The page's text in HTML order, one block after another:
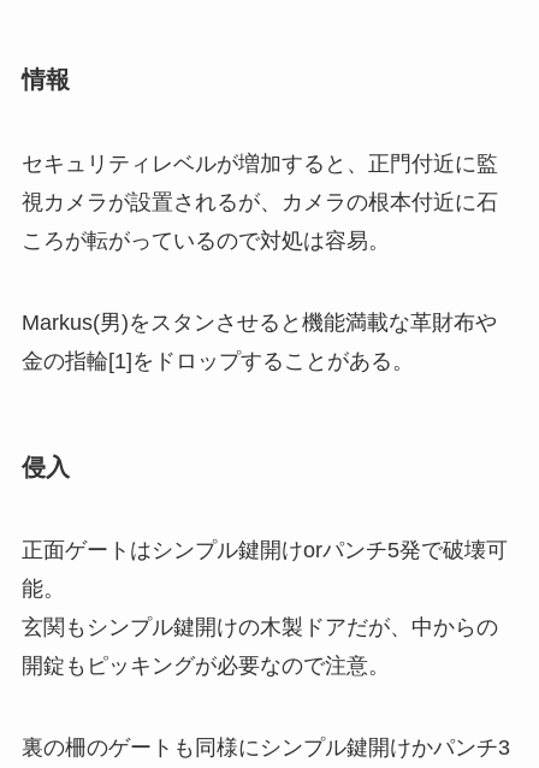
情報
セキュリティレベルが増加すると、正門付近に監
視カメラが設置されるが、カメラの根本付近に石
ころが転がっているので対処は容易。
Markus(男)をスタンさせると機能満載な革財布や
金の指輪[1]をドロップすることがある。
侵入
正面ゲートはシンプル鍵開けorパンチ5発で破壊可
能。
玄関もシンプル鍵開けの木製ドアだが、中からの
開錠もピッキングが必要なので注意。
裏の柵のゲートも同様にシンプル鍵開けかパンチ3